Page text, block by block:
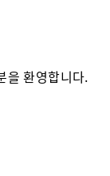
을 환영합니다.